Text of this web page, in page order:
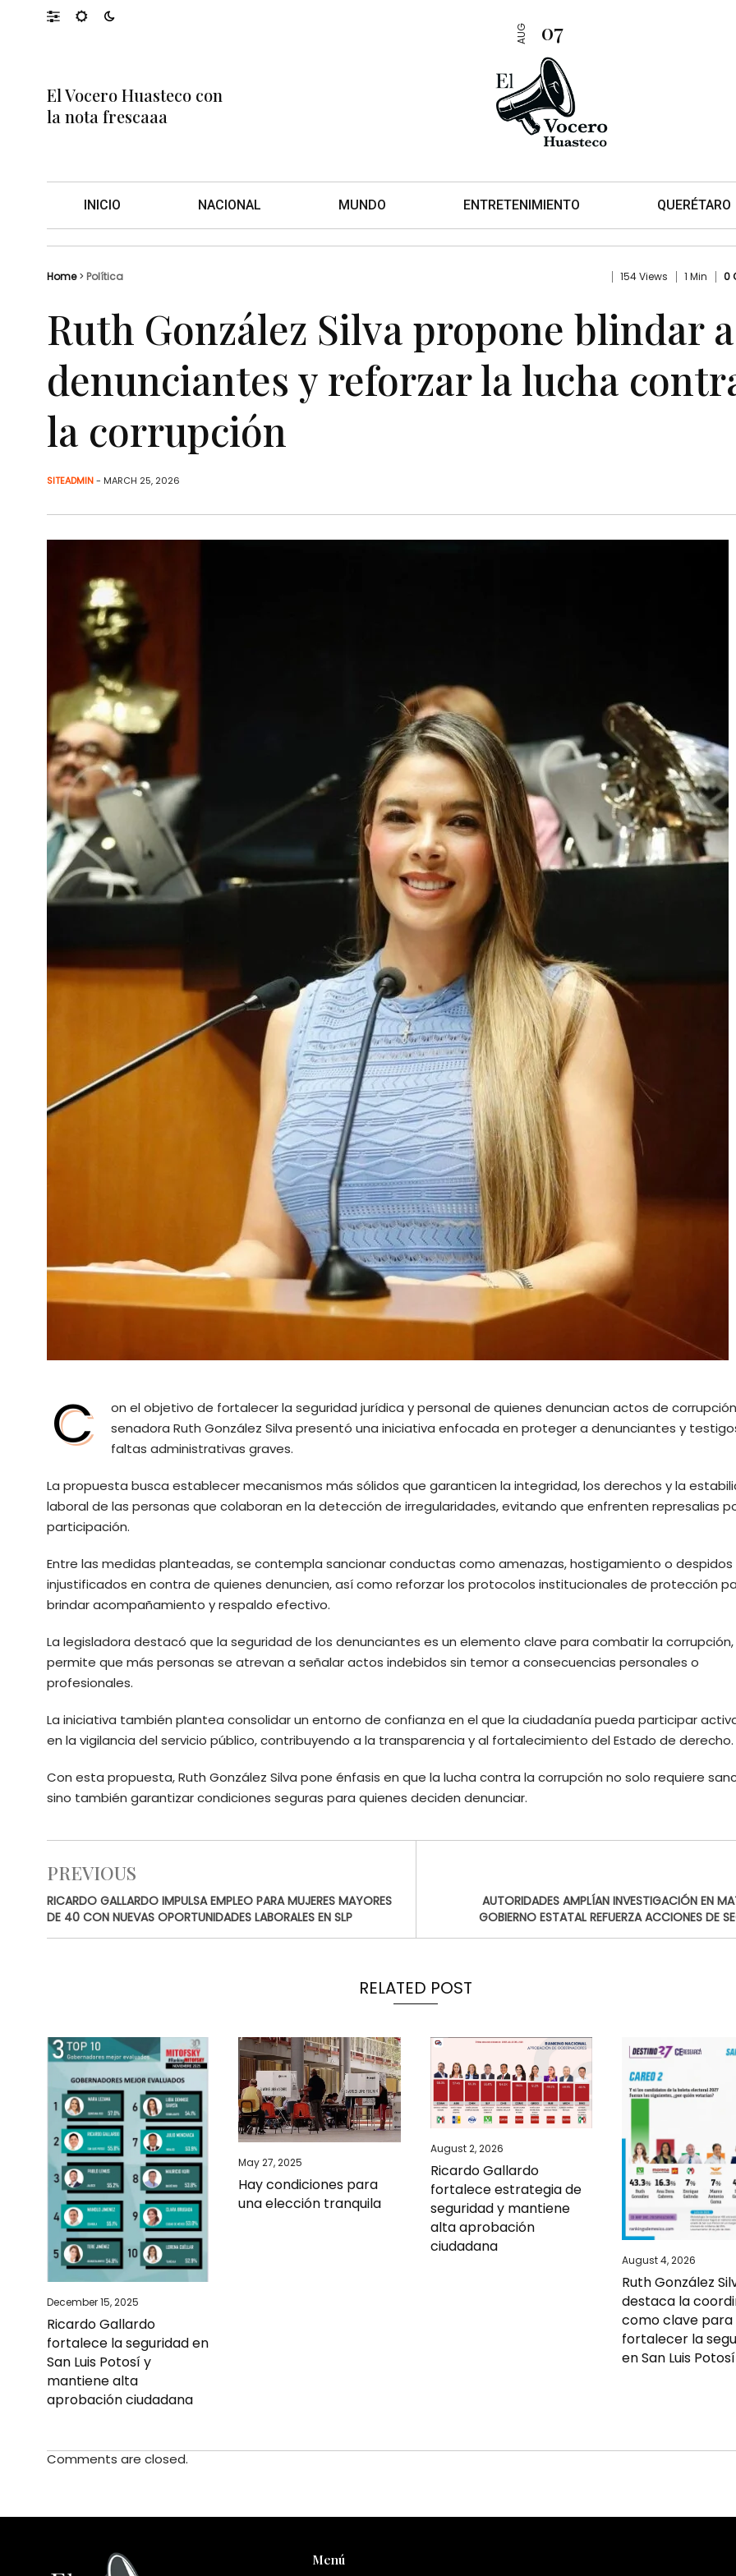
07
AUG
El Vocero Huasteco con
la nota frescaaa
INICIO NACIONAL MUNDO ENTRETENIMIENTO QUERÉTARO
Home> Política 154 Views 1 Min 0
Ruth González Silva propone blindar a
denunciantes y reforzar la lucha
la corrupción
SITEADMIN- MARCH 25, 2026
C
on el objetivo de fortalecer la seguridad jurídica y personal de quienes denuncian actos de
senadora Ruth González Silva presentó una iniciativa enfocada en proteger a denunciantes y
faltas administrativas graves.
La propuesta busca establecer mecanismos más sólidos que garanticen la integridad, los derechos y la
laboral de las personas que colaboran en la detección de irregularidades, evitando que enfrenten represalias
participación.
Entre las medidas planteadas, se contempla sancionar conductas como amenazas, hostigamiento o despidos
injustificados en contra de quienes denuncien, así como reforzar los protocolos institucionales de protección
brindar acompañamiento y respaldo efectivo.
La legisladora destacó que la seguridad de los denunciantes es un elemento clave para combatir la
permite que más personas se atrevan a señalar actos indebidos sin temor a consecuencias personales o
profesionales.
La iniciativa también plantea consolidar un entorno de confianza en el que la ciudadanía pueda participar
en la vigilancia del servicio público, contribuyendo a la transparencia y al fortalecimiento del Estado de derecho.
Con esta propuesta, Ruth González Silva pone énfasis en que la lucha contra la corrupción no solo requiere
sino también garantizar condiciones seguras para quienes deciden denunciar.
PREVIOUS
RICARDO GALLARDO IMPULSA EMPLEO PARA MUJERES MAYORES
DE 40 CON NUEVAS OPORTUNIDADES LABORALES EN SLP
AUTORIDADES AMPLÍAN INVESTIGACIÓN EN
GOBIERNO ESTATAL REFUERZA ACCIONES DE
RELATED POST
December 15, 2025
Ricardo Gallardo
fortalece la seguridad en
San Luis Potosí y
mantiene alta
aprobación ciudadana
May 27, 2025
Hay condiciones para
una elección tranquila
August 2, 2026
Ricardo Gallardo
fortalece estrategia de
seguridad y mantiene
alta aprobación
ciudadana
August 4, 2026
Ruth González
destaca la
como clave para
fortalecer la
en San Luis Potosí
Comments are closed.
Menú